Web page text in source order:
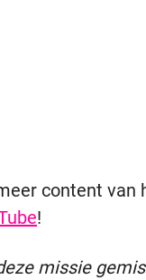
content van
!
missie